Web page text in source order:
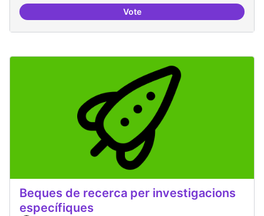
VoteDrets Humans i capa digital
Beques de recerca per investigacions
específiques